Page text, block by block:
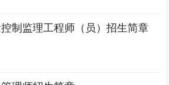
制监理工程师（员）招生简章